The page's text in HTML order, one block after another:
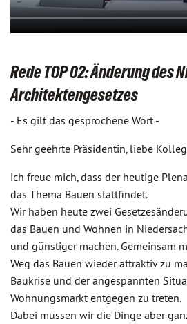
Rede TOP 02:Änderung des
Architektengesetzes
- Es gilt das gesprochene Wort -
Sehr geehrte Präsidentin, liebe
ich freue mich, dass der heutige
das Thema Bauen stattfindet.
Wir haben heute zwei
das Bauen und Wohnen in
und günstiger machen. Gemeinsam
Weg das Bauen wieder attraktiv zu
Baukrise und der angespannten
Wohnungsmarkt entgegen zu treten.
Dabei müssen wir die Dinge aber